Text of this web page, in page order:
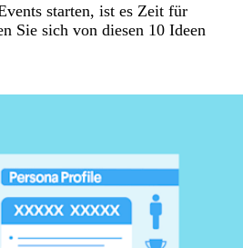
starten, ist es Zeit für
Sie sich von diesen 10 Ideen